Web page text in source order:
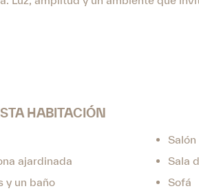
HABITACIÓN
ajardinada
y un baño
Salón
Sala
Sofá